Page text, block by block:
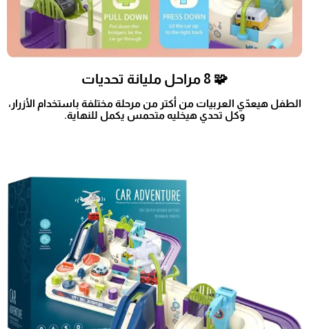
🧩 8 مراحل مليانة تحديات
الطفل هيعدّي العربيات من أكتر من مرحلة مختلفة باستخدام الأزرار،
وكل تحدي هيخليه متحمس يكمل للنهاية.